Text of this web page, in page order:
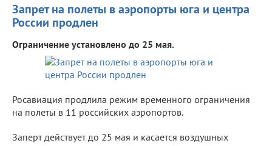
Запрет на полеты в аэропорты юга и центра
России продлен
Ограничение установлено до 25 мая.
Росавиация продлила режим временного ограничения
на полеты в 11 российских аэропортов.
Заперт действует до 25 мая и касается воздушных